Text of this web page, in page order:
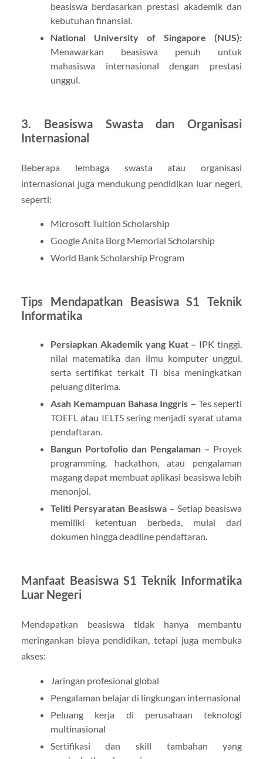
beasiswa berdasarkan prestasi akademik dan
kebutuhan finansial.
National University of Singapore (NUS):
Menawarkan beasiswa penuh untuk
mahasiswa internasional dengan prestasi
unggul.
3. Beasiswa Swasta dan Organisasi
Internasional
Beberapa lembaga swasta atau organisasi
internasional juga mendukung pendidikan luar negeri,
seperti:
Microsoft Tuition Scholarship
Google Anita Borg Memorial Scholarship
World Bank Scholarship Program
Tips Mendapatkan Beasiswa S1 Teknik
Informatika
Persiapkan Akademik yang Kuat – IPK tinggi,
nilai matematika dan ilmu komputer unggul,
serta sertifikat terkait TI bisa meningkatkan
peluang diterima.
Asah Kemampuan Bahasa Inggris – Tes seperti
TOEFL atau IELTS sering menjadi syarat utama
pendaftaran.
Bangun Portofolio dan Pengalaman – Proyek
programming, hackathon, atau pengalaman
magang dapat membuat aplikasi beasiswa lebih
menonjol.
Teliti Persyaratan Beasiswa – Setiap beasiswa
memiliki ketentuan berbeda, mulai dari
dokumen hingga deadline pendaftaran.
Manfaat Beasiswa S1 Teknik Informatika
Luar Negeri
Mendapatkan beasiswa tidak hanya membantu
meringankan biaya pendidikan, tetapi juga membuka
akses:
Jaringan profesional global
Pengalaman belajar di lingkungan internasional
Peluang kerja di perusahaan teknologi
multinasional
Sertifikasi dan skill tambahan yang